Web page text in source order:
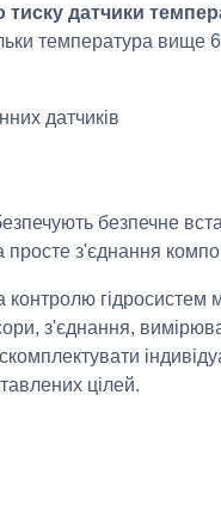
тиску датчики
температура вище
датчиків
безпечне
з'єднання
контролю гідросистем
з'єднання,
цілей.